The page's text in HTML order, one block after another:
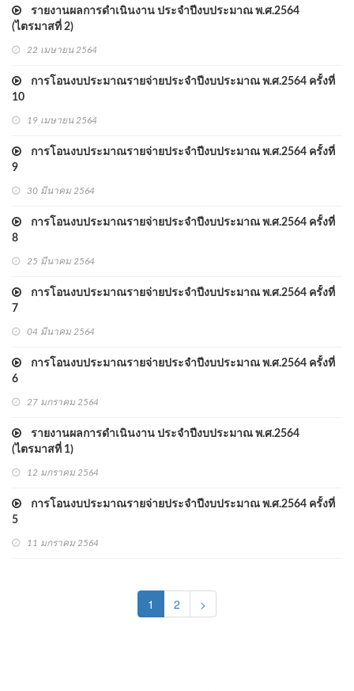
รายงานผลการดำเนินงาน ประจำปีงบประมาณ พ.ศ.2564
(ไตรมาสที่ 2)
22 เมษายน 2564
การโอนงบประมาณรายจ่ายประจำปีงบประมาณ พ.ศ.2564 ครั้งที่
10
19 เมษายน 2564
การโอนงบประมาณรายจ่ายประจำปีงบประมาณ พ.ศ.2564 ครั้งที่
9
30 มีนาคม 2564
การโอนงบประมาณรายจ่ายประจำปีงบประมาณ พ.ศ.2564 ครั้งที่
8
25 มีนาคม 2564
การโอนงบประมาณรายจ่ายประจำปีงบประมาณ พ.ศ.2564 ครั้งที่
7
04 มีนาคม 2564
การโอนงบประมาณรายจ่ายประจำปีงบประมาณ พ.ศ.2564 ครั้งที่
6
27 มกราคม 2564
รายงานผลการดำเนินงาน ประจำปีงบประมาณ พ.ศ.2564
(ไตรมาสที่ 1)
12 มกราคม 2564
การโอนงบประมาณรายจ่ายประจำปีงบประมาณ พ.ศ.2564 ครั้งที่
5
11 มกราคม 2564
1 (current)
2 >